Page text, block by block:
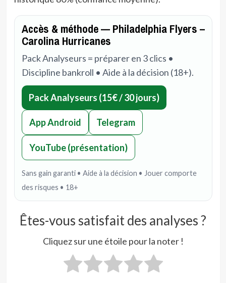
Accès & méthode — Philadelphia Flyers –
Carolina Hurricanes
Pack Analyseurs = préparer en 3 clics •
Discipline bankroll • Aide à la décision (18+).
Pack Analyseurs (15€ / 30 jours)
App Android Telegram
YouTube (présentation)
Sans gain garanti • Aide à la décision • Jouer comporte
des risques • 18+
Êtes-vous satisfait des analyses ?
Cliquez sur une étoile pour la noter !